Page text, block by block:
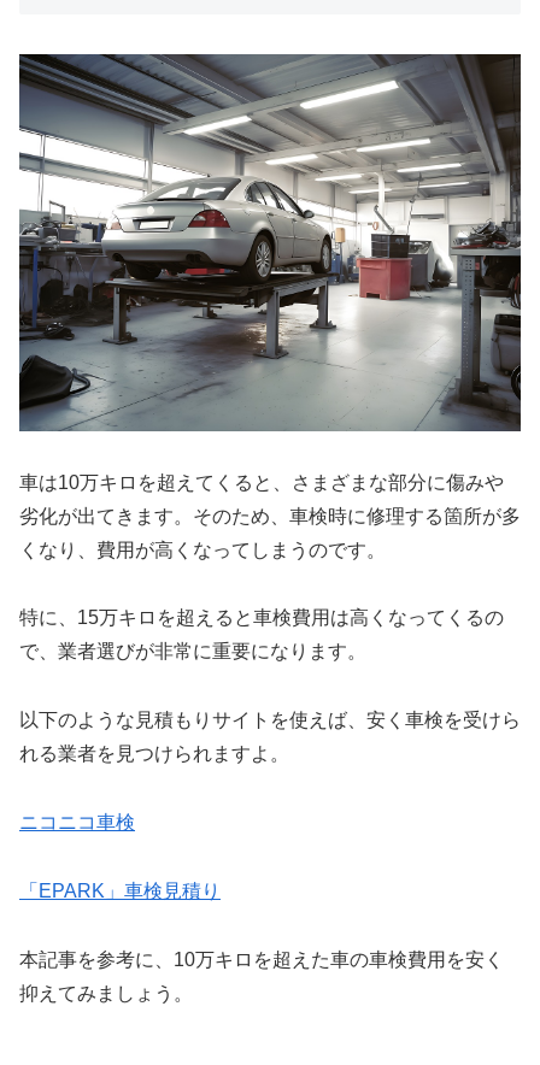
車は10万キロを超えてくると、さまざまな部分に傷みや
劣化が出てきます。そのため、車検時に修理する箇所が多
くなり、費用が高くなってしまうのです。
特に、15万キロを超えると車検費用は高くなってくるの
で、業者選びが非常に重要になります。
以下のような見積もりサイトを使えば、安く車検を受けら
れる業者を見つけられますよ。
ニコニコ車検
「EPARK」車検見積り
本記事を参考に、10万キロを超えた車の車検費用を安く
抑えてみましょう。